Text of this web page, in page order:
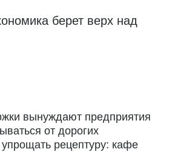
берет верх над
вынуждают предприятия
от дорогих
рецептуру: кафе